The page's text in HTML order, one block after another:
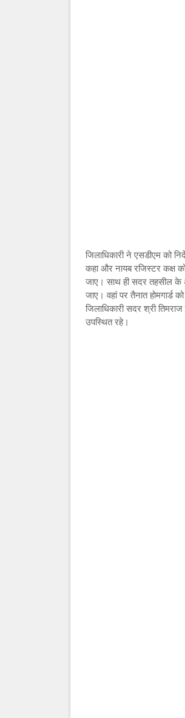
जिलाधिकारी ने एसडीएम को
कहा और नायब रजिस्टर कक्ष
जाए। साथ ही सदर तहसील के
जाए। वहां पर तैनात होमगार्ड
जिलाधिकारी सदर श्री
उपस्थित रहे।